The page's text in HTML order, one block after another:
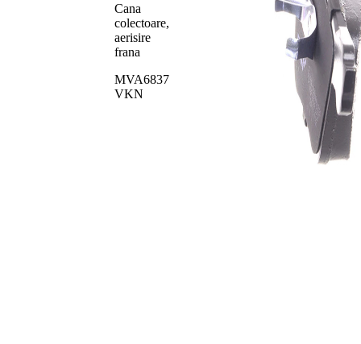
Cana
colectoare,
aerisire
frana
MVA6837
VKN